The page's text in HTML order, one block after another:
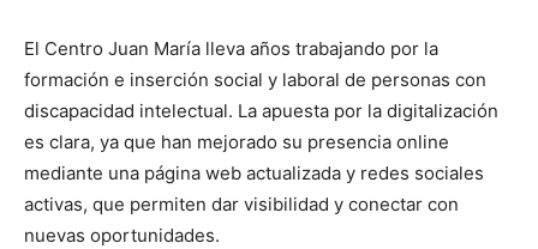
El Centro Juan María lleva años trabajando por la
formación e inserción social y laboral de personas con
discapacidad intelectual. La apuesta por la digitalización
es clara, ya que han mejorado su presencia online
mediante una página web actualizada y redes sociales
activas, que permiten dar visibilidad y conectar con
nuevas oportunidades.